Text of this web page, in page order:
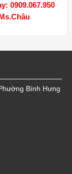
0909.067.950
Bình Hưng